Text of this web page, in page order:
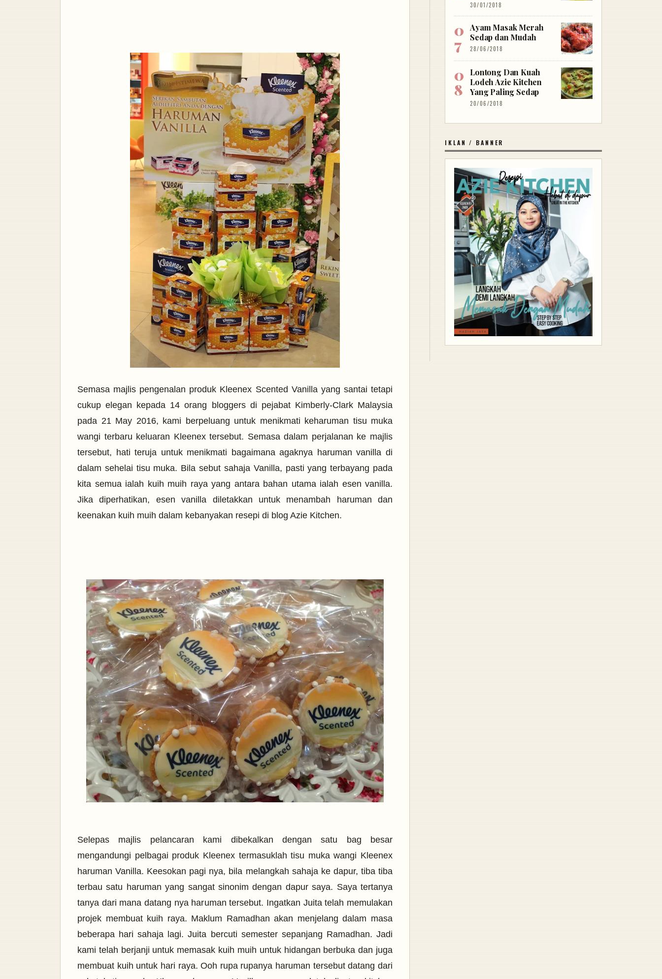
Semasa majlis pengenalan produk Kleenex Scented Vanilla yang santai tetapi
cukup elegan kepada 14 orang bloggers di pejabat Kimberly-Clark Malaysia
pada 21 May 2016, kami berpeluang untuk menikmati keharuman tisu muka
wangi terbaru keluaran Kleenex tersebut. Semasa dalam perjalanan ke majlis
tersebut, hati teruja untuk menikmati bagaimana agaknya haruman vanilla di
dalam sehelai tisu muka. Bila sebut sahaja Vanilla, pasti yang terbayang pada
kita semua ialah kuih muih raya yang antara bahan utama ialah esen vanilla.
Jika diperhatikan, esen vanilla diletakkan untuk menambah haruman dan
keenakan kuih muih dalam kebanyakan resepi di blog Azie Kitchen.
Selepas majlis pelancaran kami dibekalkan dengan satu bag besar
mengandungi pelbagai produk Kleenex termasuklah tisu muka wangi Kleenex
haruman Vanilla. Keesokan pagi nya, bila melangkah sahaja ke dapur, tiba tiba
terbau satu haruman yang sangat sinonim dengan dapur saya. Saya tertanya
tanya dari mana datang nya haruman tersebut. Ingatkan Juita telah memulakan
projek membuat kuih raya. Maklum Ramadhan akan menjelang dalam masa
beberapa hari sahaja lagi. Juita bercuti semester sepanjang Ramadhan. Jadi
kami telah berjanji untuk memasak kuih muih untuk hidangan berbuka dan juga
membuat kuih untuk hari raya. Ooh rupa rupanya haruman tersebut datang dari
30/01/2018
Ayam Masak Merah
Sedap dan Mudah
28/06/2018
Lontong Dan Kuah
Lodeh Azie Kitchen
Yang Paling Sedap
20/06/2018
IKLAN / BANNER